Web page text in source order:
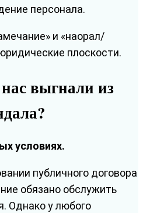
персонала.
и «наорал/
плоскости.
выгнали из
условиях.
публичного договора
обязано обслужить
Однако у любого